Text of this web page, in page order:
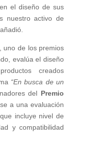
el diseño de sus
nuestro activo de
, uno de los premios
evalúa el diseño
creados
“En busca de un
del Premio
a una evaluación
incluye nivel de
y compatibilidad